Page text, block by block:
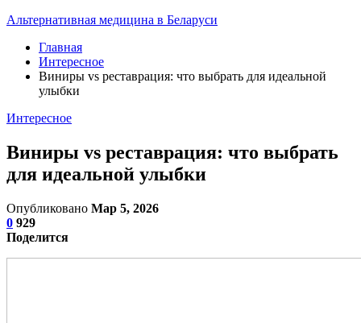
Альтернативная медицина в Беларуси
Главная
Интересное
Виниры vs реставрация: что выбрать для идеальной
улыбки
Интересное
Виниры vs реставрация: что выбрать
для идеальной улыбки
Опубликовано Мар 5, 2026
0 929
Поделится